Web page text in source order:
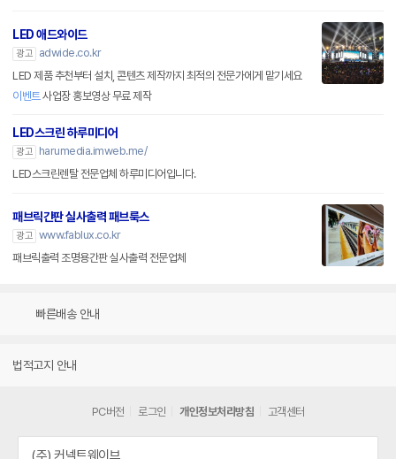
LED 애드와이드
광고
adwide.co.kr
LED 제품 추천부터 설치, 콘텐츠 제작까지 최적의 전문가에게 맡기세요
이벤트사업장 홍보영상 무료 제작
LED스크린 하루미디어
광고
harumedia.imweb.me/
LED스크린렌탈 전문업체 하루미디어입니다.
패브릭간판 실사출력 패브룩스
광고 www.fablux.co.kr
패브릭출력 조명용간판 실사출력 전문업체
빠른배송 안내
법적고지 안내
PC버전 로그인 개인정보처리방침 고객센터
(주) 커넥트웨이브